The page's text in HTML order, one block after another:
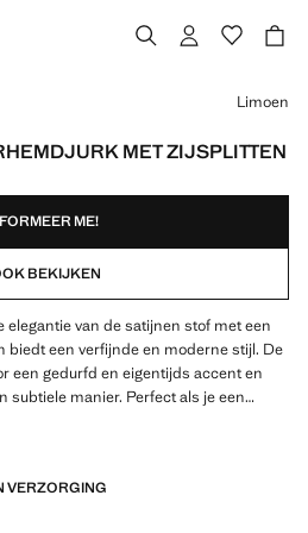
MET ZIJSPLITTEN
[€ 240,00 ]
Limoen
ME!
BEKIJKEN
van de satijnen stof met een
biedt een verfijnde en moderne stijl. De
een gedurfd en eigentijds accent en
subtiele manier. Perfect als je een
Lange mouwen met geknoopte
Feest-, ceremonie- en
VERZORGING